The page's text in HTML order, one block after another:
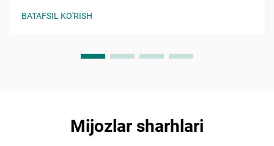
BATAFSIL KO'RISH
Mijozlar sharhlari